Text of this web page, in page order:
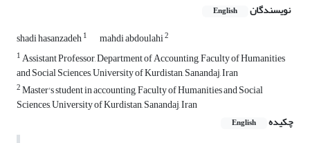
نویسندگان English
shadi hasanzadeh1 mahdi abdoulahi2
1Assistant Professor, Department of Accounting, Faculty of Humanities
and Social Sciences, University of Kurdistan, Sanandaj, Iran
2Master's student in accounting, Faculty of Humanities and Social
Sciences, University of Kurdistan, Sanandaj, Iran
چکیده
English